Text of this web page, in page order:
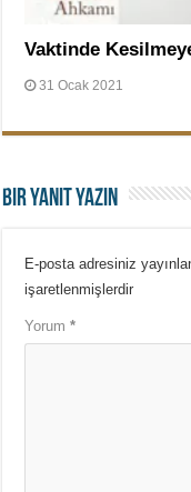
Vaktinde
31 Ocak 2021
Bir yanıt yazın
E-posta adresiniz
işaretlenmişlerdir
Yorum*